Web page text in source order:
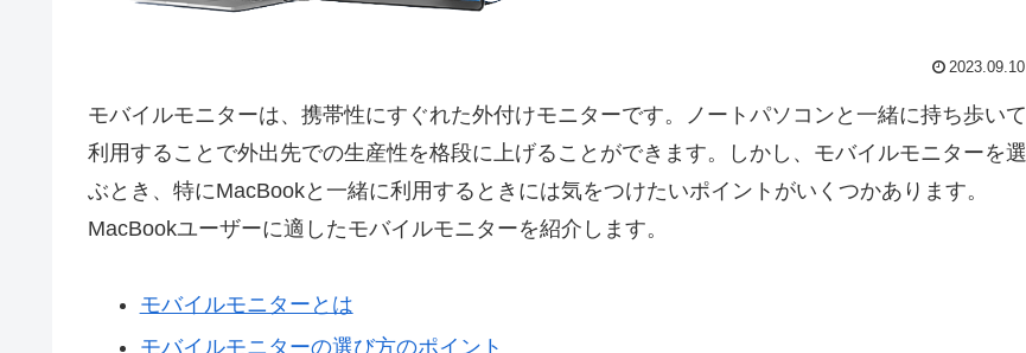
2023.09.10
モバイルモニターは、携帯性にすぐれた外付けモニターです。ノートパソコンと一緒に持ち歩いて
利用することで外出先での生産性を格段に上げることができます。しかし、モバイルモニターを選
ぶとき、特にMacBookと一緒に利用するときには気をつけたいポイントがいくつかあります。
MacBookユーザーに適したモバイルモニターを紹介します。
モバイルモニターとは
モバイルモニターの選び方のポイント